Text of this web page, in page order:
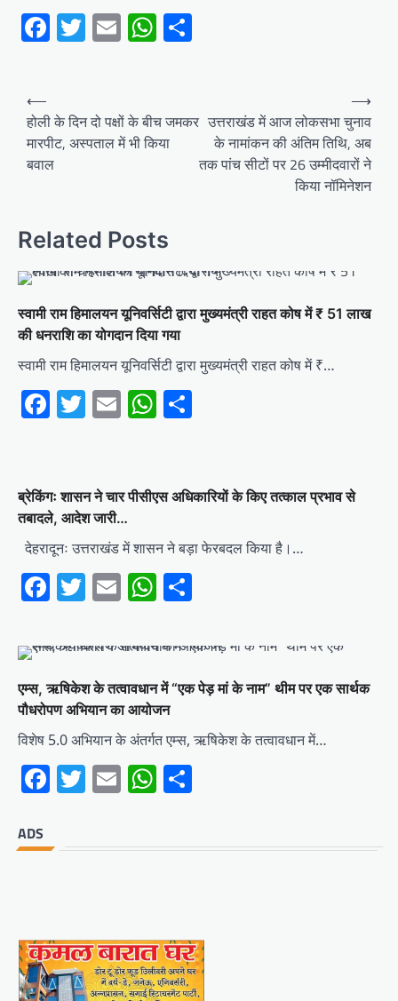
Facebook
Twitter
EmailWhatsApp
Post
navigation
⟵
होली के दिन दो पक्षों के बीच जमकर
मारपीट, अस्पताल में भी किया
बवाल
उत्तराखंड में आज लोकसभा चुनाव
के नामांकन की अंतिम तिथि, अब
तक पांच सीटों पर 26 उम्मीदवारों ने
किया नॉमिनेशन
⟶
Related Posts
स्वामी राम हिमालयन यूनिवर्सिटी द्वारा मुख्यमंत्री राहत कोष में ₹ 51 लाख
की धनराशि का योगदान दिया गया
स्वामी राम हिमालयन यूनिवर्सिटी द्वारा मुख्यमंत्री राहत कोष में ₹…
Facebook
Twitter
EmailWhatsApp
ब्रेकिंगः शासन ने चार पीसीएस अधिकारियों के किए तत्काल प्रभाव से
तबादले, आदेश जारी…
देहरादूनः उत्तराखंड में शासन ने बड़ा फेरबदल किया है।…
Facebook
Twitter
EmailWhatsApp
एम्स, ऋषिकेश के तत्वावधान में “एक पेड़ मां के नाम” थीम पर एक सार्थक
पौधरोपण अभियान का आयोजन
विशेष 5.0 अभियान के अंतर्गत एम्स, ऋषिकेश के तत्वावधान में…
Facebook
Twitter
EmailWhatsApp
ADS